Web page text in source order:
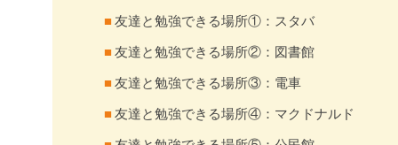
友達と勉強できる場所①：スタバ
友達と勉強できる場所②：図書館
友達と勉強できる場所③：電車
友達と勉強できる場所④：マクドナルド